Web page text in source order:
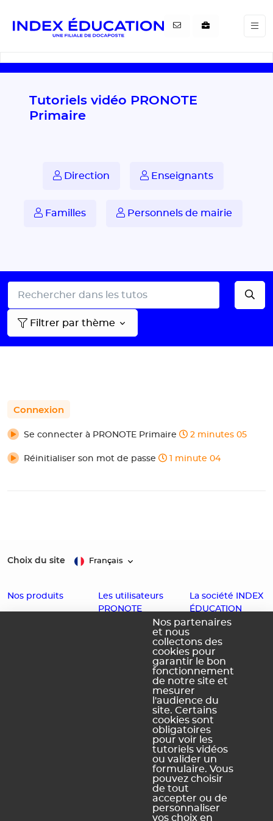
Tutoriels vidéo PRONOTE
Primaire
Direction Enseignants
Familles Personnels de mairie
Filtrer par thème
Connexion
Se connecter à PRONOTE Primaire 2 minutes 05
Réinitialiser son mot de passe 1 minute 04
Choix du site Français
Nos produits
Les utilisateurs
PRONOTE
Enseignants
La société INDEX
ÉDUCATION
Histoire
Offres d'emploi
Contact
Accessibilité :
Partiellement
conforme
Schéma
pluriannuel
d'accessibilité
numérique
Nos partenaires
et nous
collectons des
cookies pour
garantir le bon
fonctionnement
de notre site et
mesurer
l'audience du
site. Certains
cookies sont
obligatoires
pour voir les
tutoriels vidéos
ou valider un
formulaire. Vous
pouvez choisir
de tout
accepter ou de
personnaliser
vos choix en